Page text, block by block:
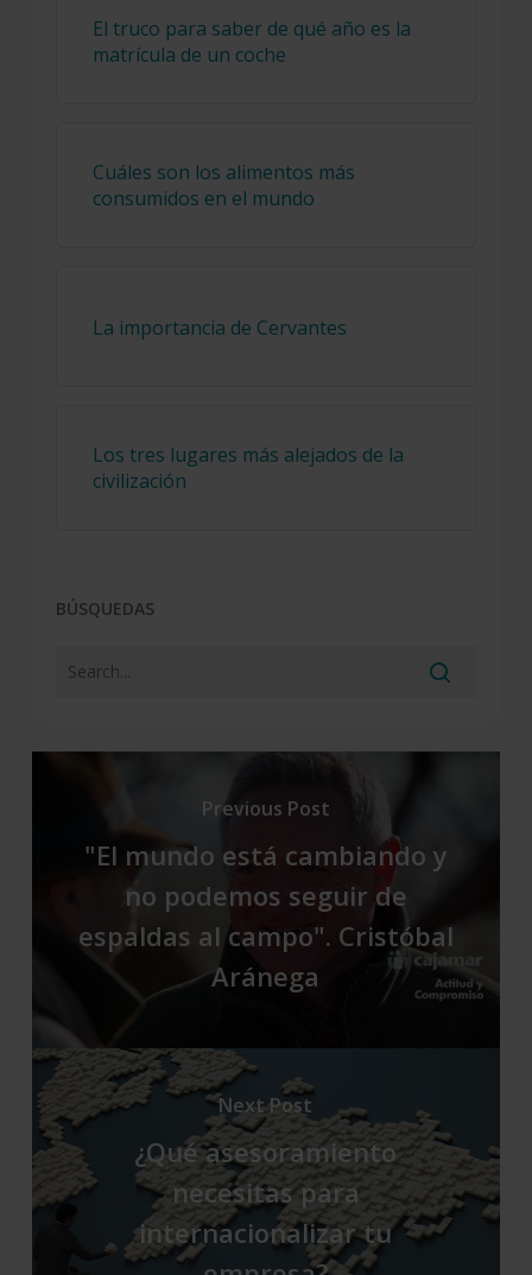
El truco para saber de qué año es la
matrícula de un coche
Cuáles son los alimentos más
consumidos en el mundo
La importancia de Cervantes
Los tres lugares más alejados de la
civilización
BÚSQUEDAS
Previous Post
"El mundo está cambiando y
no podemos seguir de
espaldas al campo". Cristóbal
Aránega
Next Post
¿Qué asesoramiento
necesitas para
internacionalizar tu